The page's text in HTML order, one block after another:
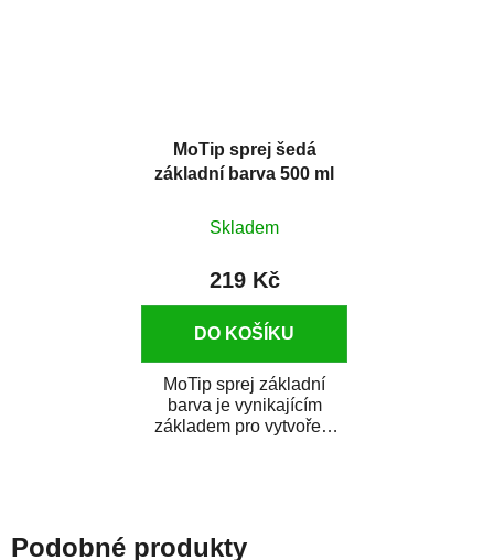
MoTip sprej šedá
základní barva 500 ml
Skladem
219 Kč
DO KOŠÍKU
MoTip sprej základní
barva je vynikajícím
základem pro vytvoření
Podobné produkty